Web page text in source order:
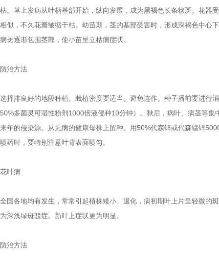
枯。茎上发病从叶柄基部开始，纵向发展，成为黑褐色长条状斑。花器
相似，不久花瓣皱缩干枯。幼苗期，茎的基部受害时，形成深褐色中心
病斑逐渐包围茎部，使小苗呈立枯病症状。
防治方法
选择排良好的地段种植。栽植密度要适当。避免连作。种子播前要进行
50%多菌灵可湿性粉剂1000倍液侵种10分钟）。秋后，病叶、病茎等集
来年的侵染源。从无病的健康母株上留种。用50%代森锌或代森锰锌
喷药时，要特别注意叶背表面喷匀。
花叶病
全国各地均有发生，常常引起植株矮小、退化，病初期叶上片呈轻微的
为深浅绿斑驳症。新叶上症状更为明显。
防治方法